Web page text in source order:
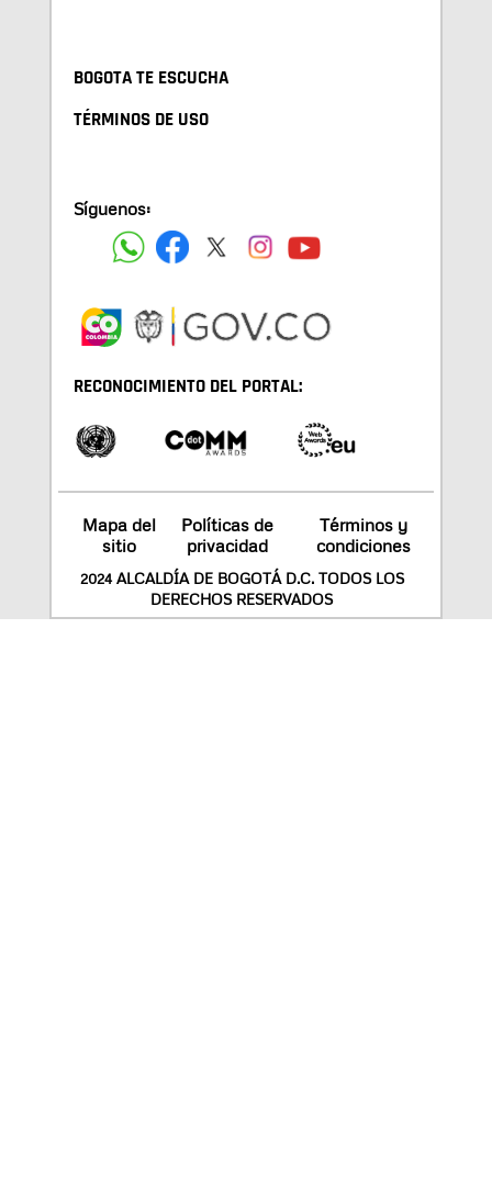
BOGOTA TE ESCUCHA
TÉRMINOS DE USO
Síguenos:
RECONOCIMIENTO DEL PORTAL:
Mapa del
sitio
Políticas de
privacidad
Términos y
condiciones
2024 ALCALDÍA DE BOGOTÁ D.C. TODOS LOS
DERECHOS RESERVADOS